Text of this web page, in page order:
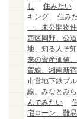
し
住みたい
キング
住み
一、未公開物
西区岡野、公
地、知る人ぞ
来の資産価値
賀線、湘南新
市営地下鉄ブ
線、みなとみ
んでみたい
宅ローン、難